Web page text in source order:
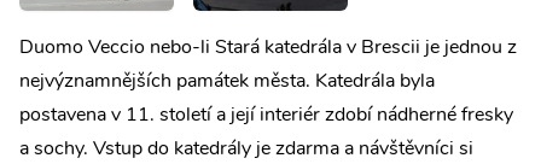
Duomo Veccio nebo-li Stará katedrála v Brescii je jednou z
nejvýznamnějších památek města. Katedrála byla
postavena v 11. století a její interiér zdobí nádherné fresky
a sochy. Vstup do katedrály je zdarma a návštěvníci si